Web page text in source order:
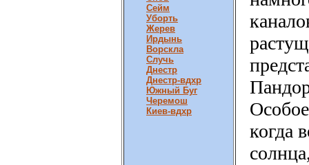
Сейм
Уборть
Жерев
Ирдынь
Ворскла
Случь
Днестр
Днестр-вдхр
Южный Буг
Черемош
Киев-вдхр
когда